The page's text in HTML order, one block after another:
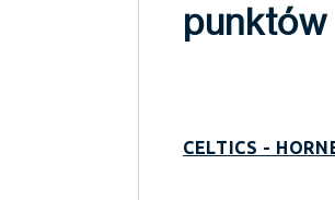
punktów
CELTICS -